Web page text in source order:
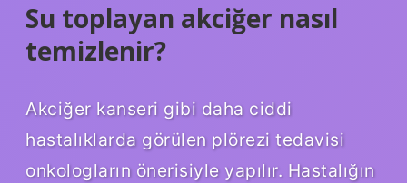
Su toplayan akciğer nasıl
temizlenir?
Akciğer kanseri gibi daha ciddi
hastalıklarda görülen plörezi tedavisi
onkologların önerisiyle yapılır. Hastalığın